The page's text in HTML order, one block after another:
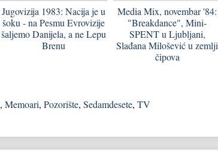
Jugovizija 1983: Nacija je u
šoku - na Pesmu Evrovizije
šaljemo Danijela, a ne Lepu
Brenu
Media Mix, novembar '84:
"Breakdance", Mini-
SPENT u Ljubljani,
Slađana Milošević u zemlji
čipova
, Memoari, Pozorište, Sedamdesete, TV